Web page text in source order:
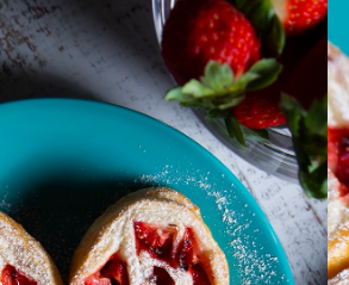
LOJAS AROSA